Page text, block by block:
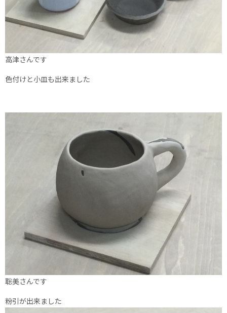
高津さんです
色付けと小皿も出来ました
聡美さんです
粉引が出来ました